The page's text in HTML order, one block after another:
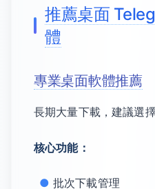
推薦桌面
體
專業桌面軟體推薦
長期大量下載，建議選
核心功能：
批次下載管理